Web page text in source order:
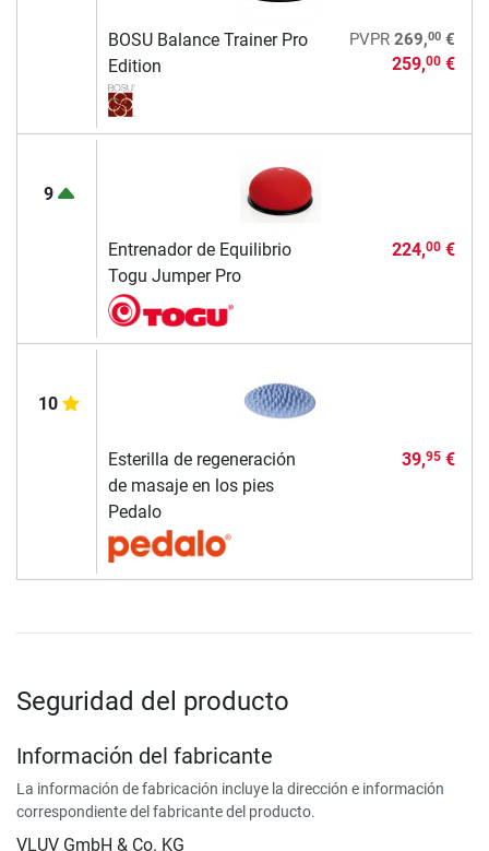
BOSU Balance Trainer Pro
Edition
PVPR 269,00€
259,00€
9
Entrenador de Equilibrio
Togu Jumper Pro
224,00€
10
Esterilla de regeneración
de masaje en los pies
Pedalo
39,95€
Seguridad del producto
Información del fabricante
La información de fabricación incluye la dirección e información
correspondiente del fabricante del producto.
VLUV GmbH & Co. KG